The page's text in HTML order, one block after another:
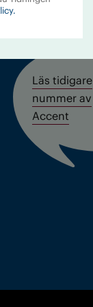
Läs tidigare
nummer av
Accent